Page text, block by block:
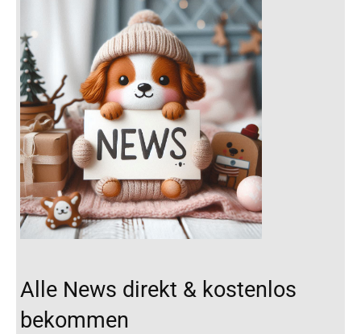
Alle News direkt & kostenlos
bekommen